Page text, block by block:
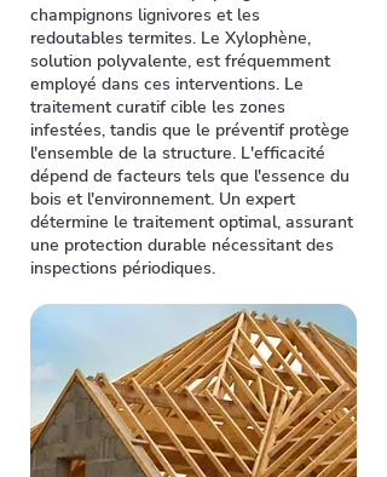
champignons lignivores et les
redoutables termites. Le Xylophène,
solution polyvalente, est fréquemment
employé dans ces interventions. Le
traitement curatif cible les zones
infestées, tandis que le préventif protège
l'ensemble de la structure. L'efficacité
dépend de facteurs tels que l'essence du
bois et l'environnement. Un expert
détermine le traitement optimal, assurant
une protection durable nécessitant des
inspections périodiques.